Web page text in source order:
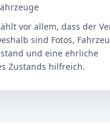
vor allem, dass der
sind Fotos,
und eine ehrliche
Zustands hilfreich.